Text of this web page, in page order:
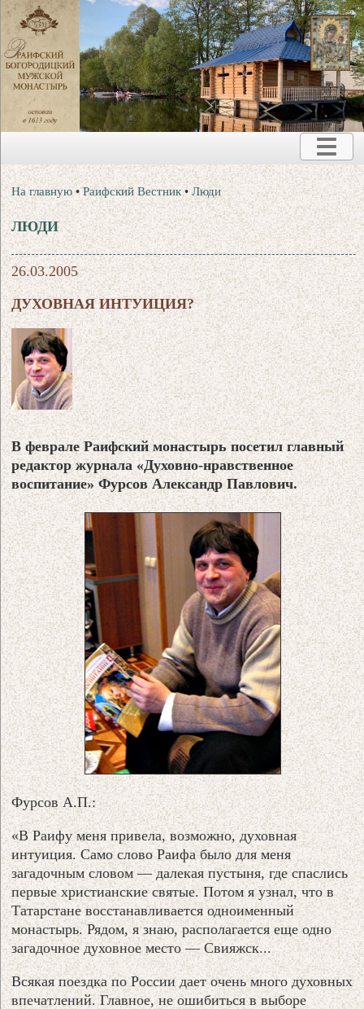
На главную •Раифский Вестник •Люди
ЛЮДИ
26.03.2005
ДУХОВНАЯ ИНТУИЦИЯ?
В феврале Раифский монастырь посетил главный
редактор журнала «Духовно-нравственное
воспитание» Фурсов Александр Павлович.
Фурсов А.П.:
«В Раифу меня привела, возможно, духовная
интуиция. Само слово Раифа было для меня
загадочным словом — далекая пустыня, где спаслись
первые христианские святые. Потом я узнал, что в
Татарстане восстанавливается одноименный
монастырь. Рядом, я знаю, располагается еще одно
загадочное духовное место — Свияжск...
Всякая поездка по России дает очень много духовных
впечатлений. Главное, не ошибиться в выборе